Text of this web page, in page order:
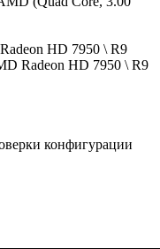
HD 7950 \ R9
Radeon HD 7950 \ R9
конфигурации